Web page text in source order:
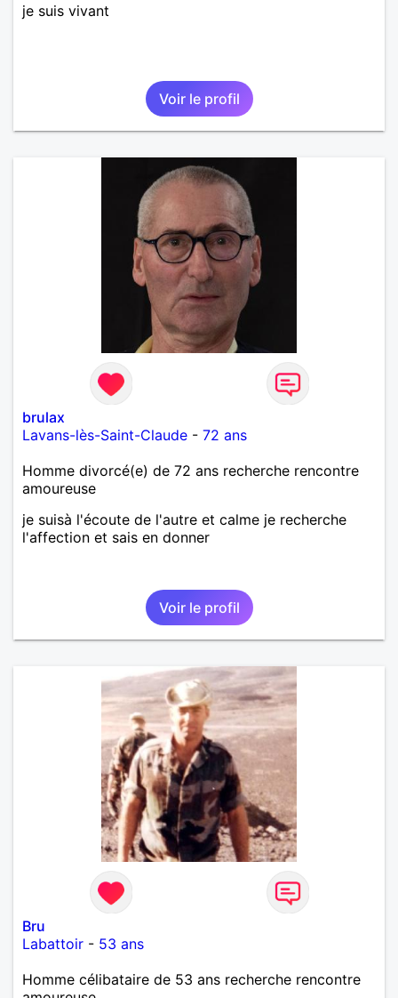
je suis vivant
Voir le profil
brulax
Lavans-lès-Saint-Claude - 72 ans
Homme divorcé(e) de 72 ans recherche rencontre
amoureuse
je suisà l'écoute de l'autre et calme je recherche
l'affection et sais en donner
Voir le profil
Bru
Labattoir - 53 ans
Homme célibataire de 53 ans recherche rencontre